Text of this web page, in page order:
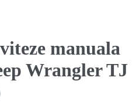
manuala
Wrangler TJ